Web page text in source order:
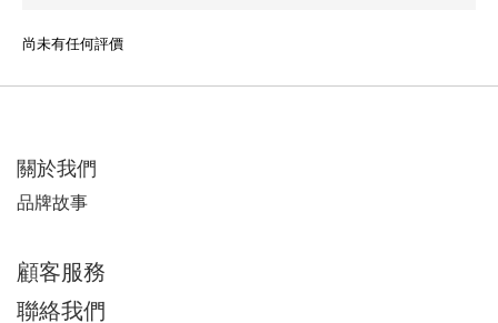
尚未有任何評價
關於我們
品牌故事
顧客服務
聯絡我們